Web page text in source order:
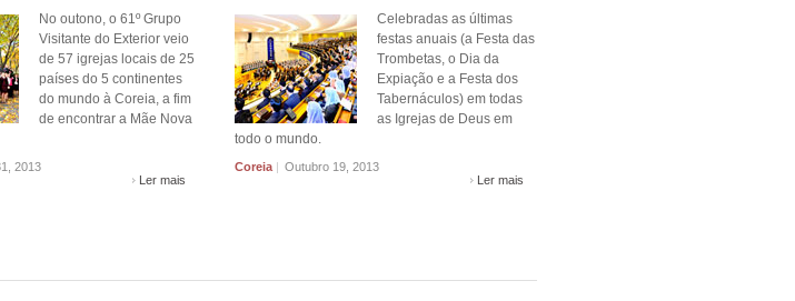
No outono, o 61º Grupo
Visitante do Exterior veio
de 57 igrejas locais de 25
países do 5 continentes
do mundo à Coreia, a fim
de encontrar a Mãe Nova
2013
Ler mais
Celebradas as últimas
festas anuais (a Festa das
Trombetas, o Dia da
Expiação e a Festa dos
Tabernáculos) em todas
as Igrejas de Deus em
todo o mundo.
Coreia | Outubro 19, 2013
Ler mais